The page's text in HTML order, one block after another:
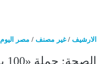
الارشيف /غير مصنف / مصر اليوم